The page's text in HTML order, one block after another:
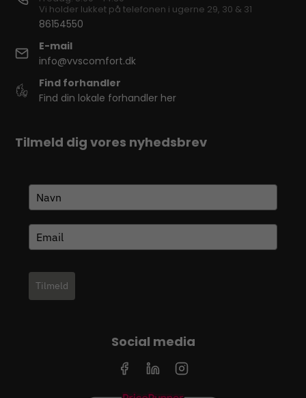
Vi holder lukket på telefonen i ugerne 29, 30 & 31
86154550
E-mail
info@vvscomfort.dk
Find forhandler
Find din lokale forhandler her
Tilmeld dig vores nyhedsbrev
Tilmeld
Social media